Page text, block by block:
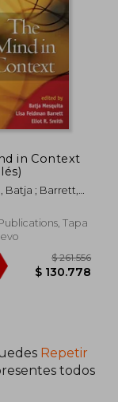
$
in Context
Batja ; Barrett,
Tapa
Repetir
todos